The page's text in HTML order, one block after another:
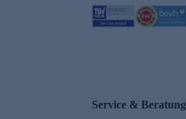
Service & Beratung